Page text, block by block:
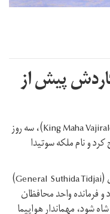
پیش از
شاه ماها واجیرالونگ‌کورن تایلند (King Maha Vajiralongkorn)، سه روز
و نام ملکه سوتیدا
ملکه سوتیدا که پیش‌تر ژنرال سوتیدا تیجای (General Suthida Tidjai)
فرمانده واحد محافظان